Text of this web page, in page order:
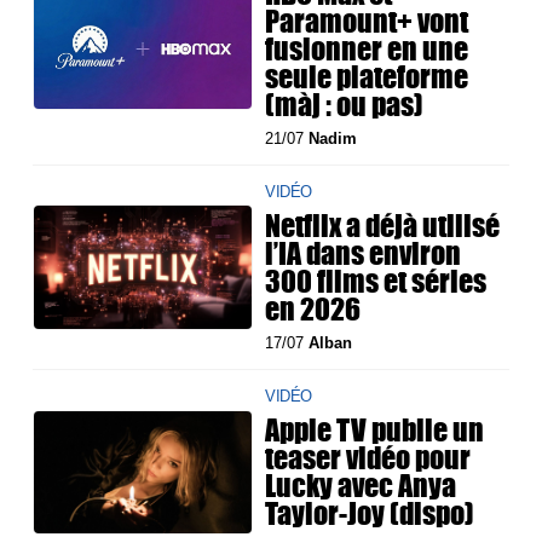
Paramount+ vont
fusionner en une
seule plateforme
(màj : ou pas)
21/07 Nadim
VIDÉO
Netflix a déjà utilisé
l’IA dans environ
300 films et séries
en 2026
17/07Alban
VIDÉO
Apple TV publie un
teaser vidéo pour
Lucky avec Anya
Taylor-Joy (dispo)